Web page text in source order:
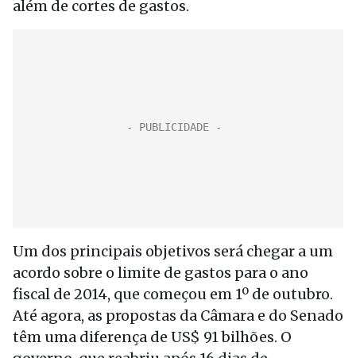
além de cortes de gastos.
Um dos principais objetivos será chegar a um
acordo sobre o limite de gastos para o ano
fiscal de 2014, que começou em 1º de outubro.
Até agora, as propostas da Câmara e do Senado
têm uma diferença de US$ 91 bilhões. O